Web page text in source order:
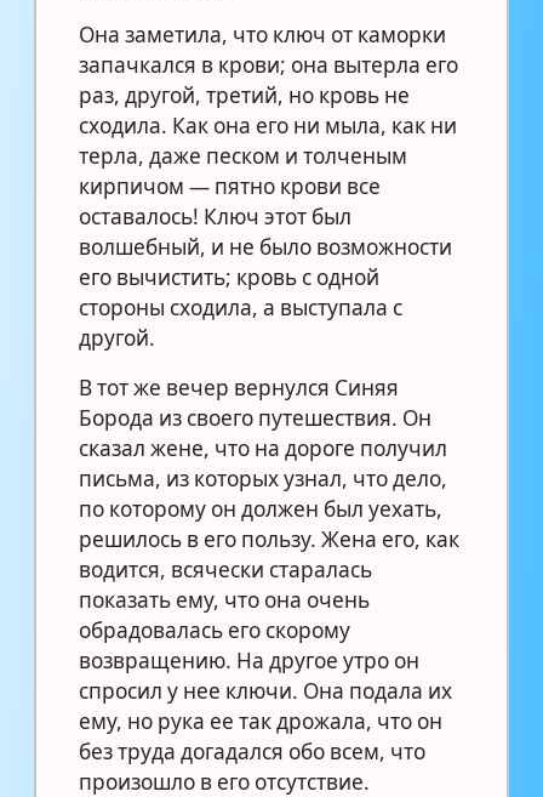
Она заметила, что ключ от каморки
запачкался в крови; она вытерла его
раз, другой, третий, но кровь не
сходила. Как она его ни мыла, как ни
терла, даже песком и толченым
кирпичом — пятно крови все
оставалось! Ключ этот был
волшебный, и не было возможности
его вычистить; кровь с одной
стороны сходила, а выступала с
другой.
В тот же вечер вернулся Синяя
Борода из своего путешествия. Он
сказал жене, что на дороге получил
письма, из которых узнал, что дело,
по которому он должен был уехать,
решилось в его пользу. Жена его, как
водится, всячески старалась
показать ему, что она очень
обрадовалась его скорому
возвращению. На другое утро он
спросил у нее ключи. Она подала их
ему, но рука ее так дрожала, что он
без труда догадался обо всем, что
произошло в его отсутствие.